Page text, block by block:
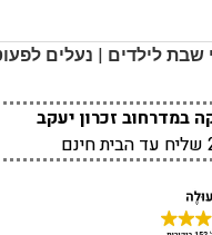
שבת לילדים | נעלים
במדרחוב זכרון יעקב